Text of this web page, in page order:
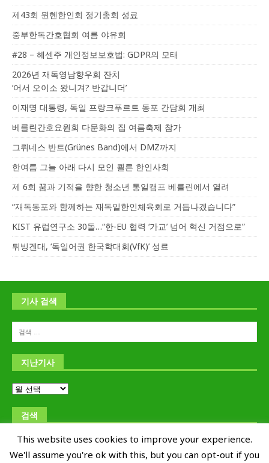
제43회 뮌헨한인회 정기총회 성료
중부한독간호협회 여름 야유회
#28 – 헤센주 개인정보보호법: GDPR의 모태
2026년 재독영남향우회 잔치
‘어서 오이소 왔니겨? 반갑니더’
이재명 대통령, 독일 프랑크푸르트 동포 간담회 개최
베를린간호요원회 다문화의 집 여름축제 참가
그뤼네스 반트(Grünes Band)에서 DMZ까지
한여름 그늘 아래 다시 모인 쾰른 한인사회
제 6회 꿈과 기적을 향한 청소년 통일캠프 베를린에서 열려
“재독동포와 함께하는 재독일한인체육회로 거듭나겠습니다”
KIST 유럽연구소 30돌…“한-EU 협력 ‘가교’ 넘어 혁신 거점으로”
튀빙겐대, ‘독일어권 한국학대회(VfK)’ 성료
기사 검색
지난기사
검색
This website uses cookies to improve your experience.
We'll assume you're ok with this, but you can opt-out if you